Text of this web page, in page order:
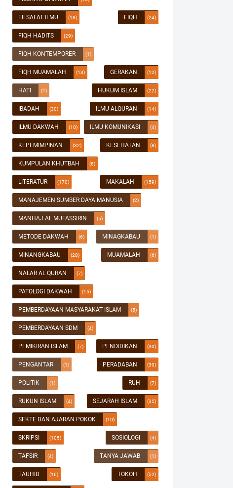
FILSAFAT ILMU (18) FIQH (24)
FIQH HADITS (29)
FIQH KONTEMPORER (1)
FIQH MUAMALAH (13) GERAKAN (12)
HATI (1) HUKUM ISLAM (22)
IBADAH (30) ILMU ALQURAN (14)
ILMU DAKWAH (10) ILMU KOMUNIKASI (4)
KEPEMIMPINAN (32) KESEHATAN (8)
KUMPULAN KHUTBAH (8)
LITERATUR (170) MAKALAH (159)
MANAJEMEN SUMBER DAYA MANUSIA (2)
MANHAJ AL MUFASSIRIN (5)
METODE DAKWAH (6) MINAGKABAU (1)
MINANGKABAU (28) MUAMALAH (6)
NALAR AL QURAN (7)
PATOLOGI DAKWAH (15)
PEMBERDAYAAN MASYARAKAT ISLAM (5)
PEMBERDAYAAN SDM (4)
PEMIKIRAN ISLAM (7) PENDIDIKAN (30)
PENGANTAR (1) PERADABAN (30)
POLITIK (1) RUH (7)
RUKUN ISLAM (4) SEJARAH ISLAM (35)
SEKTE DAN AJARAN POKOK (10)
SKRIPSI (105) SOSIOLOGI (4)
TAFSIR (4) TANYA JAWAB (1)
TAUHID (16) TOKOH (52)